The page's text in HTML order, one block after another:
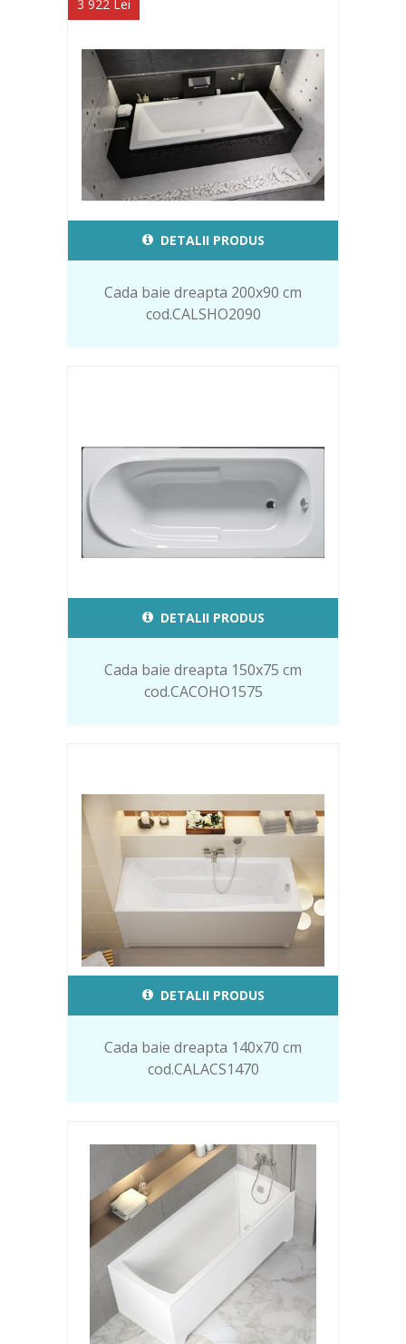
3 922 Lei
DETALII PRODUS
Cada baie dreapta 200x90 cm
cod.CALSHO2090
DETALII PRODUS
Cada baie dreapta 150x75 cm
cod.CACOHO1575
DETALII PRODUS
Cada baie dreapta 140x70 cm
cod.CALACS1470